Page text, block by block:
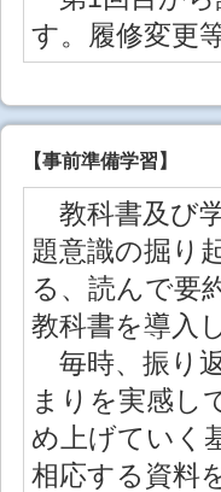
す。履修変更
【事前準備学習】
教科書及び
題意識の掘り
る、読んで要
教科書を導入
毎時、振り
まりを実感し
め上げていく
相応する資料